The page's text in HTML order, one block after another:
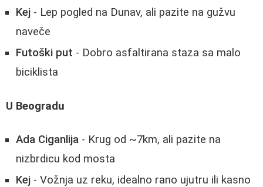
Kej - Lep pogled na Dunav, ali pazite na gužvu
naveče
Futoški put - Dobro asfaltirana staza sa malo
biciklista
U Beogradu
Ada Ciganlija - Krug od ~7km, ali pazite na
nizbrdicu kod mosta
Kej - Vožnja uz reku, idealno rano ujutru ili kasno